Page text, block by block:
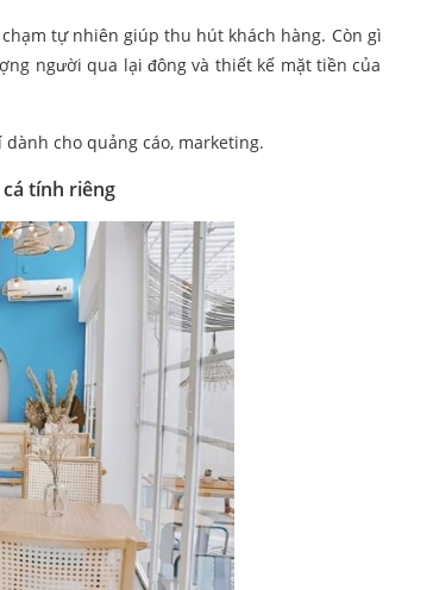
tự nhiên giúp thu hút khách hàng. Còn gì
người qua lại đông và thiết kế mặt tiền của
cho quảng cáo, marketing.
tính riêng